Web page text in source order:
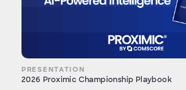
PRESENTATION
2026 Proximic Championship Playbook